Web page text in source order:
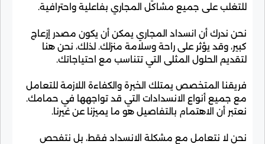
للتغلب على جميع مشاكل المجاري بفاعلية واحترافية.
نحن ندرك أن انسداد المجاري يمكن أن يكون مصدر إزعاج
كبير، وقد يؤثر على راحة وسلامة منزلك. لذلك، نحن هنا
لتقديم الحلول المثلى التي تتناسب مع احتياجاتك.
فريقنا المتخصص يمتلك الخبرة والكفاءة اللازمة للتعامل
مع جميع أنواع الانسدادات التي قد تواجهها في حمامك.
نعتبر أن الاهتمام بالتفاصيل هو ما يميزنا عن غيرنا.
نحن لا نتعامل مع مشكلة الانسداد فقط، بل نتفحص